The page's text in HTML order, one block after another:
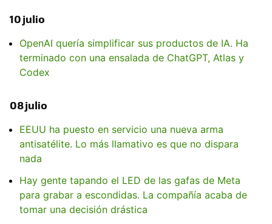
10 julio
OpenAI quería simplificar sus productos de IA. Ha
terminado con una ensalada de ChatGPT, Atlas y
Codex
08 julio
EEUU ha puesto en servicio una nueva arma
antisatélite. Lo más llamativo es que no dispara
nada
Hay gente tapando el LED de las gafas de Meta
para grabar a escondidas. La compañía acaba de
tomar una decisión drástica